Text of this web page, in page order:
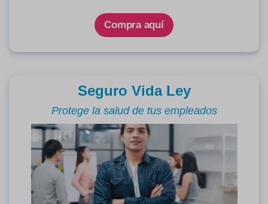
Compra aquí
Seguro Vida Ley
Protege la salud de tus empleados